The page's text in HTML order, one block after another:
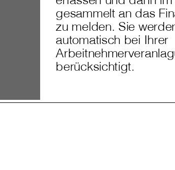
gesammelt an das
zu melden. Sie
automatisch bei Ihrer
berücksichtigt.